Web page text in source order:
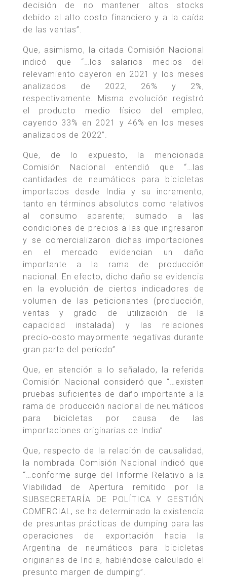
decisión de no mantener altos stocks
debido al alto costo financiero y a la caída
de las ventas”.
Que, asimismo, la citada Comisión Nacional
indicó que “…los salarios medios del
relevamiento cayeron en 2021 y los meses
analizados de 2022, 26% y 2%,
respectivamente. Misma evolución registró
el producto medio físico del empleo,
cayendo 33% en 2021 y 46% en los meses
analizados de 2022”.
Que, de lo expuesto, la mencionada
Comisión Nacional entendió que “…las
cantidades de neumáticos para bicicletas
importados desde India y su incremento,
tanto en términos absolutos como relativos
al consumo aparente; sumado a las
condiciones de precios a las que ingresaron
y se comercializaron dichas importaciones
en el mercado evidencian un daño
importante a la rama de producción
nacional. En efecto, dicho daño se evidencia
en la evolución de ciertos indicadores de
volumen de las peticionantes (producción,
ventas y grado de utilización de la
capacidad instalada) y las relaciones
precio-costo mayormente negativas durante
gran parte del período”.
Que, en atención a lo señalado, la referida
Comisión Nacional consideró que “…existen
pruebas suficientes de daño importante a la
rama de producción nacional de neumáticos
para bicicletas por causa de las
importaciones originarias de India”.
Que, respecto de la relación de causalidad,
la nombrada Comisión Nacional indicó que
“…conforme surge del Informe Relativo a la
Viabilidad de Apertura remitido por la
SUBSECRETARÍA DE POLÍTICA Y GESTIÓN
COMERCIAL, se ha determinado la existencia
de presuntas prácticas de dumping para las
operaciones de exportación hacia la
Argentina de neumáticos para bicicletas
originarias de India, habiéndose calculado el
presunto margen de dumping”.